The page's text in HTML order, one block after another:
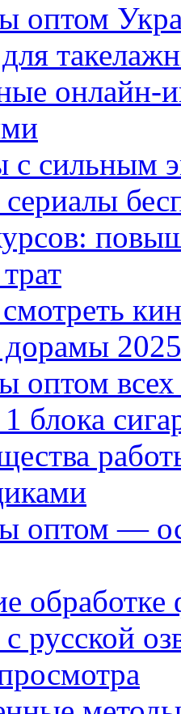
оптом
с сильным
оптом
1 блока
оптом —
русской